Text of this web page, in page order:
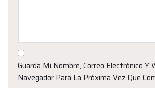
Guarda Mi Nombre, Correo Electrónico Y
Navegador Para La Próxima Vez Que